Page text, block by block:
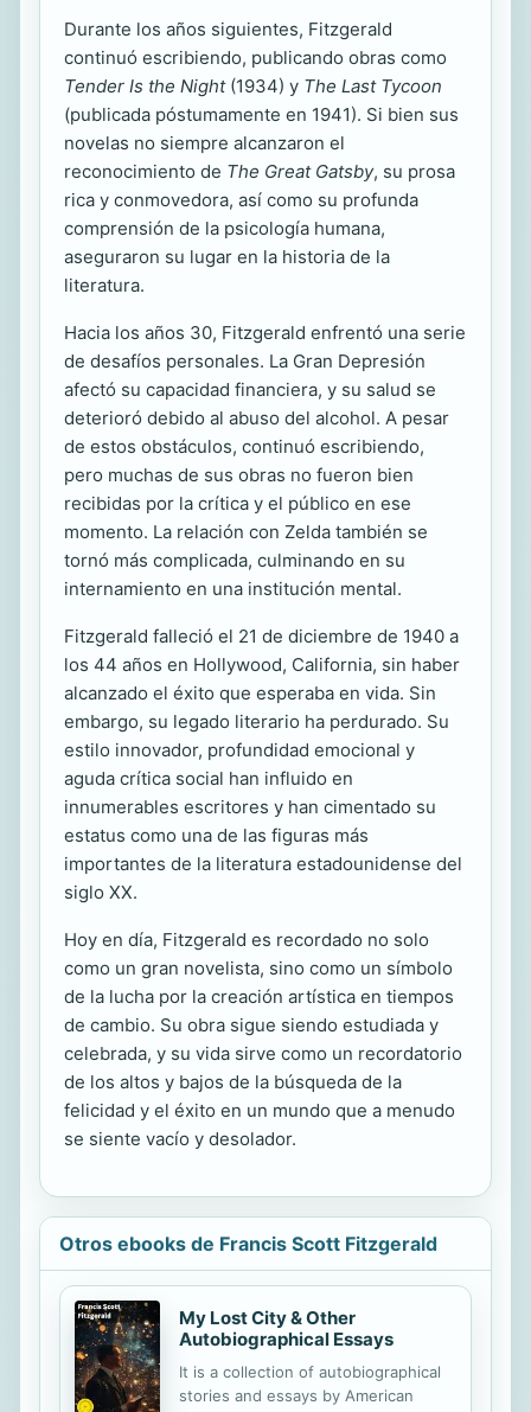
Durante los años siguientes, Fitzgerald
continuó escribiendo, publicando obras como
Tender Is the Night(1934) y The Last Tycoon
(publicada póstumamente en 1941). Si bien sus
novelas no siempre alcanzaron el
reconocimiento de The Great Gatsby, su prosa
rica y conmovedora, así como su profunda
comprensión de la psicología humana,
aseguraron su lugar en la historia de la
literatura.
Hacia los años 30, Fitzgerald enfrentó una serie
de desafíos personales. La Gran Depresión
afectó su capacidad financiera, y su salud se
deterioró debido al abuso del alcohol. A pesar
de estos obstáculos, continuó escribiendo,
pero muchas de sus obras no fueron bien
recibidas por la crítica y el público en ese
momento. La relación con Zelda también se
tornó más complicada, culminando en su
internamiento en una institución mental.
Fitzgerald falleció el 21 de diciembre de 1940 a
los 44 años en Hollywood, California, sin haber
alcanzado el éxito que esperaba en vida. Sin
embargo, su legado literario ha perdurado. Su
estilo innovador, profundidad emocional y
aguda crítica social han influido en
innumerables escritores y han cimentado su
estatus como una de las figuras más
importantes de la literatura estadounidense del
siglo XX.
Hoy en día, Fitzgerald es recordado no solo
como un gran novelista, sino como un símbolo
de la lucha por la creación artística en tiempos
de cambio. Su obra sigue siendo estudiada y
celebrada, y su vida sirve como un recordatorio
de los altos y bajos de la búsqueda de la
felicidad y el éxito en un mundo que a menudo
se siente vacío y desolador.
Otros ebooks de Francis Scott Fitzgerald
My Lost City & Other
Autobiographical Essays
It is a collection of autobiographical
stories and essays by American